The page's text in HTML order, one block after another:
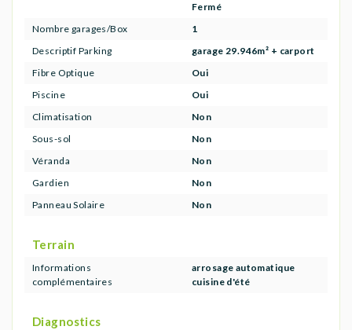
Fermé
Nombre garages/Box
1
Descriptif Parking
garage 29.946m² + carport
Fibre Optique
Oui
Piscine
Oui
Climatisation
Non
Sous-sol
Non
Véranda
Non
Gardien
Non
Panneau Solaire
Non
Terrain
Informations
complémentaires
arrosage automatique
cuisine d'été
Diagnostics